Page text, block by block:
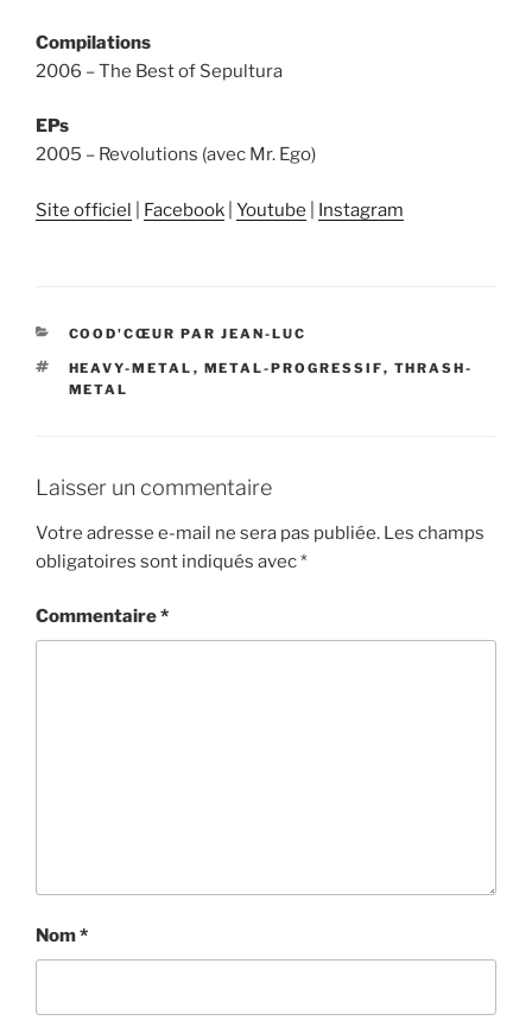
Compilations
2006 – The Best of Sepultura
EPs
2005 – Revolutions (avec Mr. Ego)
Site officiel Facebook Youtube Instagram
CATÉGORIES
COOD'CŒUR PAR JEAN-LUC
ÉTIQUETTES
HEAVY-METAL , METAL-PROGRESSIF, THRASH-
METAL
Laisser un commentaire
Votre adresse e-mail ne sera pas publiée. Les champs
obligatoires sont indiqués avec*
Commentaire*
Nom*